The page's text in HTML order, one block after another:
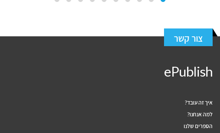
צור קשר
ePublish
איך זה עובד?
למה אנחנו?
הספרים שלנו